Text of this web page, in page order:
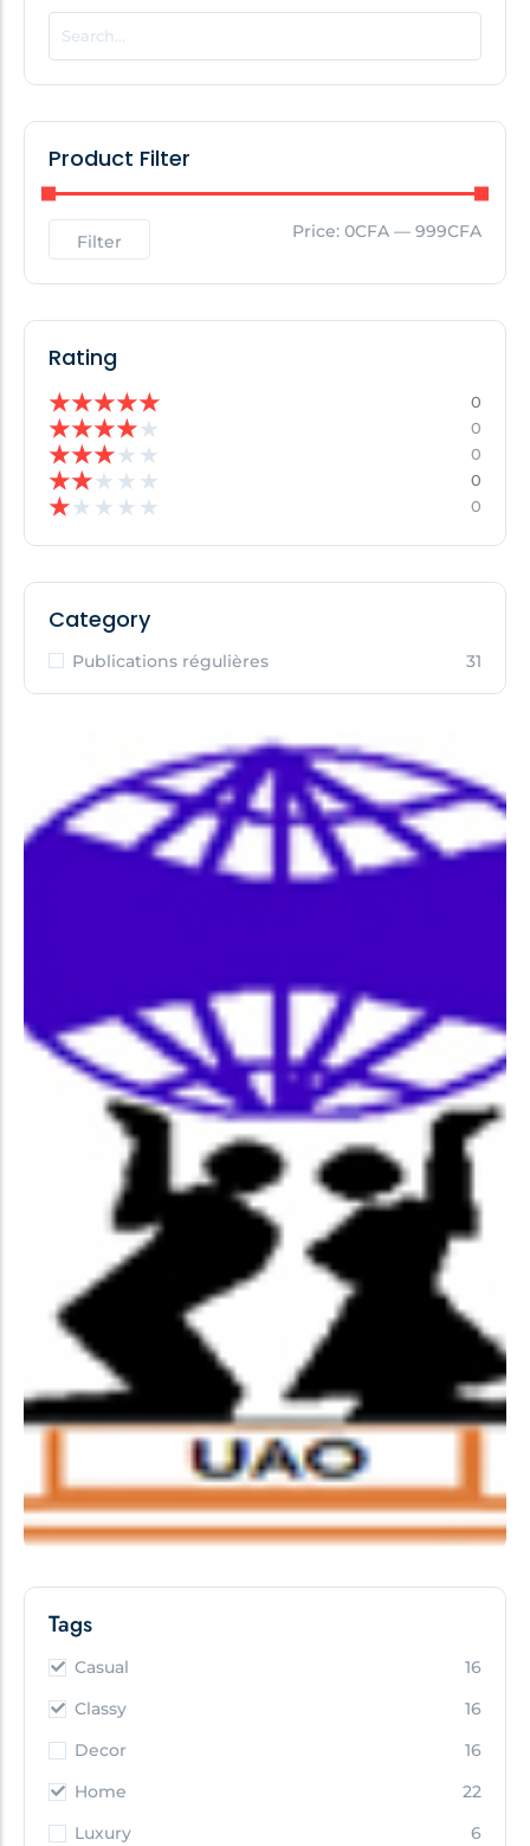
POPULAR THIS WEEK
No Posts Found!
No Posts Found!
Product Filter
Filter Price: 0CFA — 999CFA
Rating
★★★★★ 0
★★★★★ 0
★★★★ ★ 0
★★★ ★ ★ 0
★★ ★ ★ ★ 0
Category
Publications régulières 31
Tags
Casual
16
Classy
16
Decor
16
Home
22
Luxury
6